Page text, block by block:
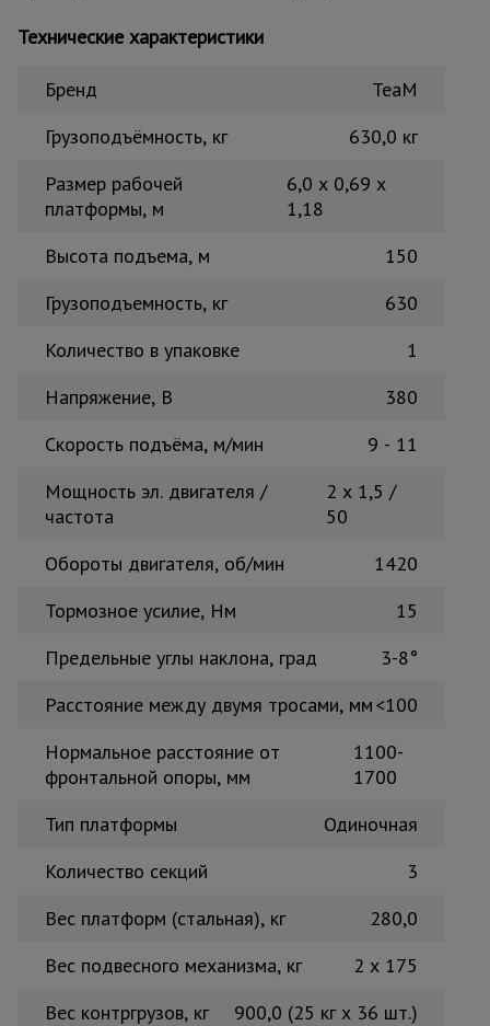
аппараты
Металл и
металлообработка
Технические характеристики
Бренд
TeaM
Грузоподъёмность, кг
630,0 кг
Размер рабочей
платформы, м
6,0 х 0,69 х
1,18
Высота подъема, м
150
Грузоподъемность, кг
630
Количество в упаковке
1
Напряжение, B
380
Скорость подъёма, м/мин
9 - 11
Мощность эл. двигателя /
частота
2 x 1,5 /
50
Обороты двигателя, об/мин
1420
Тормозное усилие, Нм
15
Предельные углы наклона, град
3-8°
Расстояние между двумя тросами, мм<100
Нормальное расстояние от
фронтальной опоры, мм
1100-
1700
Тип платформы
Одиночная
Количество секций
3
Вес платформ (стальная), кг
280,0
Вес подвесного механизма, кг
2 x 175
Вес контргрузов, кг
900,0 (25 кг x 36 шт.)